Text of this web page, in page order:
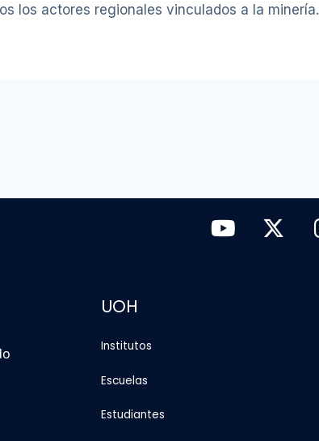
los actores regionales vinculados a la minería.
UOH
Institutos
Escuelas
Estudiantes